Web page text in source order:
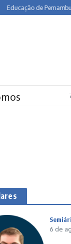
de Pernambuco
6 de